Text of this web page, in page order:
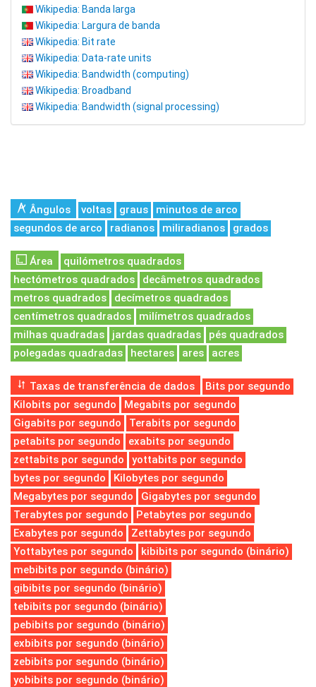
Wikipedia: Banda larga
Wikipedia: Largura de banda
Wikipedia: Bit rate
Wikipedia: Data-rate units
Wikipedia: Bandwidth (computing)
Wikipedia: Broadband
Wikipedia: Bandwidth (signal processing)
Ângulos voltas graus
minutos de arco
segundos de arco
radianos miliradianos grados
Área
quilómetros quadrados
hectómetros quadrados
decâmetros quadrados
metros quadrados
decímetros quadrados
centímetros quadrados
milímetros quadrados
milhas quadradas
jardas quadradas
pés quadrados
polegadas quadradas
hectares ares acres
Taxas de transferência de dados
Bits por segundo
Kilobits por segundo
Megabits por segundo
Gigabits por segundo
Terabits por segundo
petabits por segundo
exabits por segundo
zettabits por segundo
yottabits por segundo
bytes por segundo
Kilobytes por segundo
Megabytes por segundo
Gigabytes por segundo
Terabytes por segundo
Petabytes por segundo
Exabytes por segundo
Zettabytes por segundo
Yottabytes por segundo
kibibits por segundo (binário)
mebibits por segundo (binário)
gibibits por segundo (binário)
tebibits por segundo (binário)
pebibits por segundo (binário)
exbibits por segundo (binário)
zebibits por segundo (binário)
yobibits por segundo (binário)